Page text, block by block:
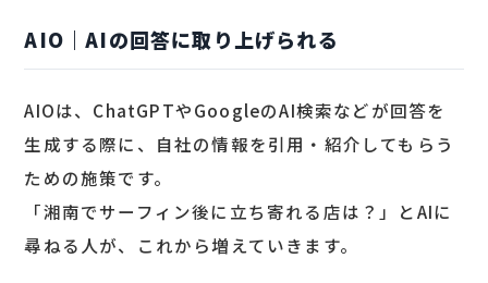
AIO｜AIの回答に取り上げられる
AIOは、ChatGPTやGoogleのAI検索などが回答を
生成する際に、自社の情報を引用・紹介してもらう
ための施策です。
「湘南でサーフィン後に立ち寄れる店は？」とAIに
尋ねる人が、これから増えていきます。